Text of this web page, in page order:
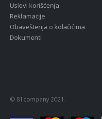
Uslovi korišćenja
Reklamacije
Obaveštenja o kolačićima
Dokumenti
© 81company 2021.